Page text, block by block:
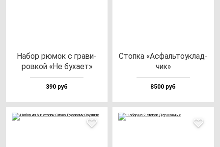
Набор рю­мок с гра­ви­
ров­кой «Не бу­ха­ет»
390 руб
Стоп­ка «Асфаль­то­ук­лад­
чик»
8500 руб